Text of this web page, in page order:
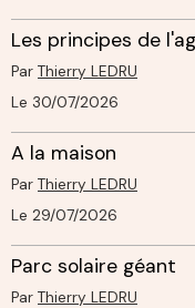
Les principes de
Par Thierry LEDRU
Le 30/07/2026
A la maison
Par Thierry LEDRU
Le 29/07/2026
Parc solaire géant
Par Thierry LEDRU